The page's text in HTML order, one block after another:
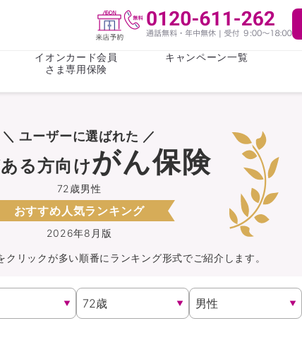
がん保険 女性医療保険
持病がある方向け
持病がある方向け
火災保険
がん保険 女性医療保険
収入保障保険 介護・認知症保険
イオンカード会員
さま専用保険
キャンペーン一覧
ライフステージ 心配事
＼ ユーザーに選ばれた ／
2026年8月版
72歳男性
る方向けがん保険
おすすめ人気ランキング
クリックが多い順番にランキング形式でご紹介します。